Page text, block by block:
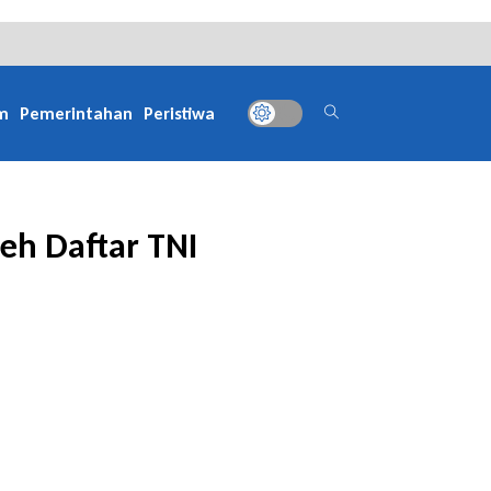
Pemerintahan Peristiwa
Daftar TNI